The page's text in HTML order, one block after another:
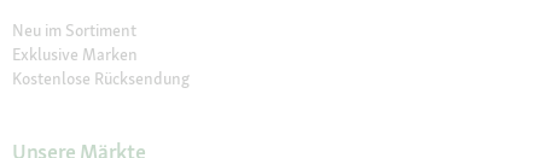
Neu im Sortiment
Exklusive Marken
Kostenlose Rücksendung
Unsere Märkte